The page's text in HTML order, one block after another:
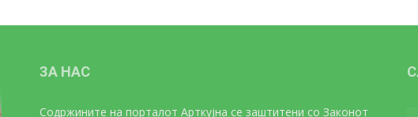
ЗА НАС
Содржините на порталот Арткујна се заштитени со Законот